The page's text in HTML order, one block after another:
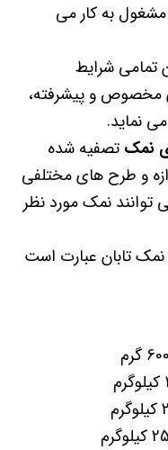
به کار می
تمامی شرایط
مخصوص و پیشرفته،
می نماید.
نمک تصفیه شده
و طرح های مختلفی
توانند نمک مورد نظر
تابان عبارت است